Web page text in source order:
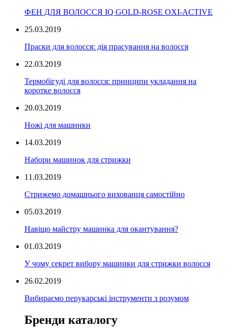
ФЕН ДЛЯ ВОЛОССЯ IQ GOLD-ROSE OXI-ACTIVE
25.03.2019
Праски для волосся: дія прасування на волосся
22.03.2019
Термобігуді для волосся: принципи укладання на
коротке волосся
20.03.2019
Ножі для машинки
14.03.2019
Набори машинок для стрижки
11.03.2019
Стрижемо домашнього вихованця самостійно
05.03.2019
Навіщо майстру машинка для окантування?
01.03.2019
У чому секрет вибору машинки для стрижки волосся
26.02.2019
Вибираємо перукарські інструменти з розумом
Бренди каталогу